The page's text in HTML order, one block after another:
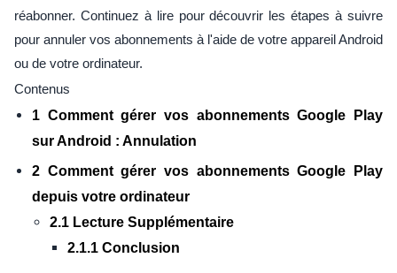
réabonner. Continuez à lire pour découvrir les étapes à suivre
pour annuler vos abonnements à l'aide de votre appareil Android
ou de votre ordinateur.
Contenus
1 Comment gérer vos abonnements Google Play
sur Android : Annulation
2 Comment gérer vos abonnements Google Play
depuis votre ordinateur
2.1 Lecture Supplémentaire
2.1.1 Conclusion